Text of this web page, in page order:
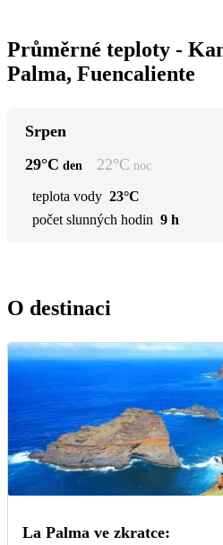
Průměrné teploty -
Palma, Fuencaliente
Srpen
29°C den 22°C noc
teplota vody 23°C
počet slunných hodin 9 h
O destinaci
La Palma ve zkratce: